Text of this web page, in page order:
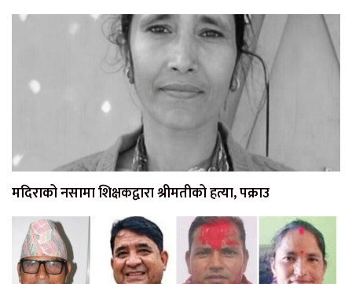
मदिराको नसामा शिक्षकद्वारा श्रीमतीको हत्या, पक्राउ